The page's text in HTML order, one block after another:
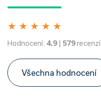
★ ★ ★ ★ ★
Hodnocení: 4.9 | 579recenzí
Všechna hodnocení